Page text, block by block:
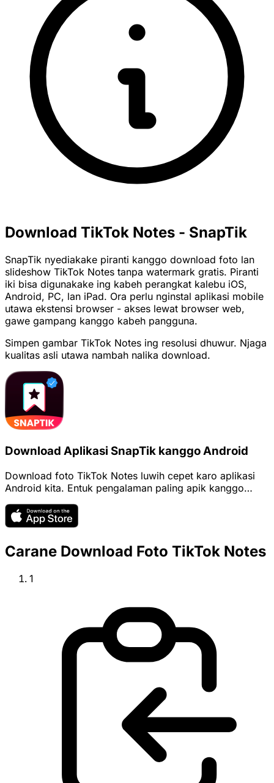
Download TikTok Notes - SnapTik
SnapTik nyediakake piranti kanggo download foto lan
slideshow TikTok Notes tanpa watermark gratis. Piranti
iki bisa digunakake ing kabeh perangkat kalebu iOS,
Android, PC, lan iPad. Ora perlu nginstal aplikasi mobile
utawa ekstensi browser - akses lewat browser web,
gawe gampang kanggo kabeh pangguna.
Simpen gambar TikTok Notes ing resolusi dhuwur. Njaga
kualitas asli utawa nambah nalika download.
Download Aplikasi SnapTik kanggo Android
Download foto TikTok Notes luwih cepet karo aplikasi
Android kita. Entuk pengalaman paling apik kanggo
Carane Download Foto TikTok Notes
1